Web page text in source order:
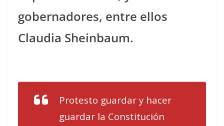
gobernadores, entre ellos
Claudia Sheinbaum.
Protesto guardar y hacer
guardar la Constitución